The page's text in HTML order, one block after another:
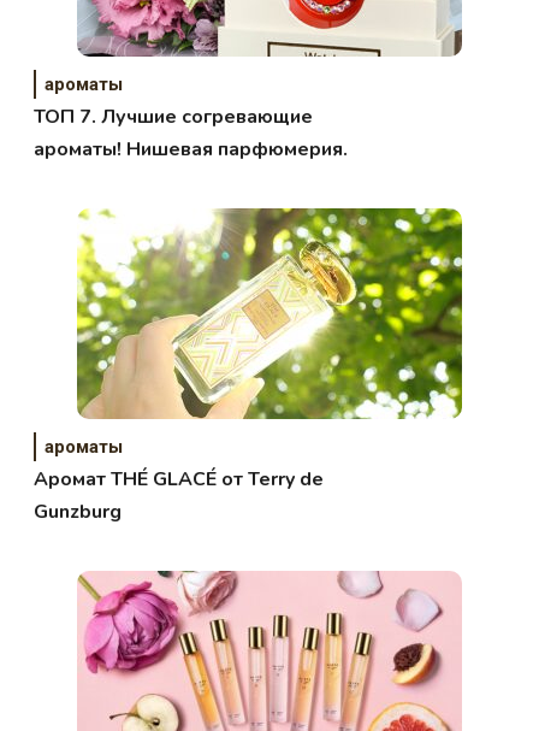
ароматы
ТОП 7. Лучшие согревающие
ароматы! Нишевая парфюмерия.
ароматы
Аромат THÉ GLACÉ от Terry de
Gunzburg